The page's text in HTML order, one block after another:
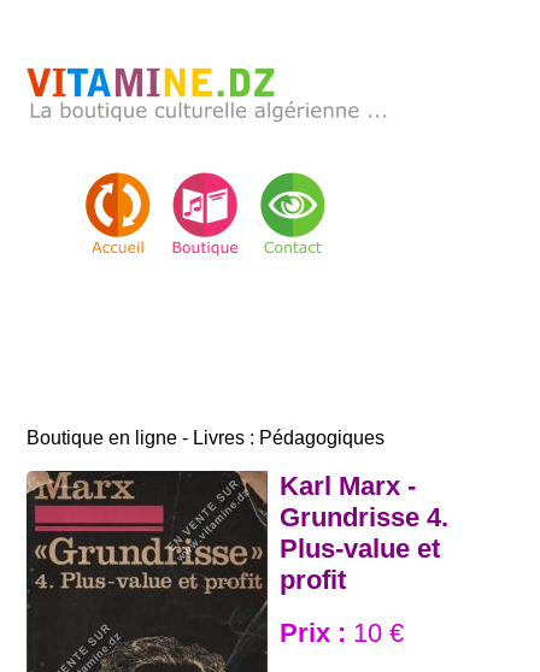
Boutique en ligne - Livres : Pédagogiques
Karl Marx -
Grundrisse 4.
Plus-value et
profit
Prix : 10 €